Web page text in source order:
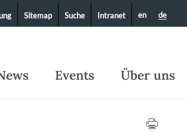
Events Über uns
en de
Sitemap Suche Intranet